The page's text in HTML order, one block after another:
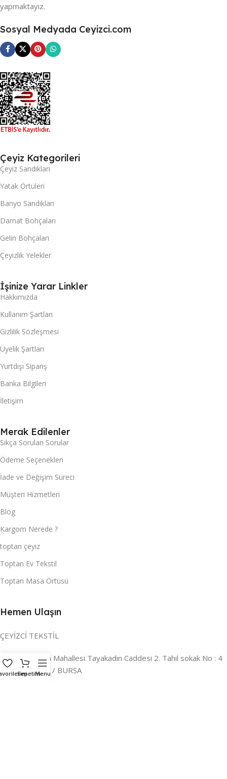
yapmaktayız.
Sosyal Medyada Ceyizci.com
Çeyiz Kategorileri
Çeyiz Sandıkları
Yatak Örtüleri
Banyo Sandıkları
Damat Bohçaları
Gelin Bohçaları
Çeyizlik Yelekler
İşinize Yarar Linkler
Hakkımızda
Kullanım Şartları
Gizlilik Sözleşmesi
Üyelik Şartları
Yurtdışı Sipariş
Banka Bilgileri
İletişim
Merak Edilenler
Sıkça Sorulan Sorular
Ödeme Seçenekleri
İade ve Değişim Süreci
Müşteri Hizmetleri
Blog
Kargom Nerede ?
toptan çeyiz
Toptan Ev Tekstil
Toptan Masa Örtüsü
Hemen Ulaşın
ÇEYİZCİ TEKSTİL
Adres:Reyhan Mahallesi Tayakadın Caddesi 2. Tahıl sokak No : 4
/ a Osmangazi / BURSA
SepetimMenu